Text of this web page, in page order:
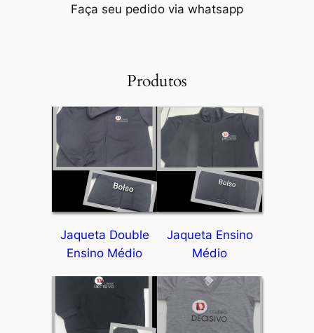
Faça seu pedido via whatsapp
Produtos
Jaqueta Double
Ensino Médio
Jaqueta Ensino
Médio